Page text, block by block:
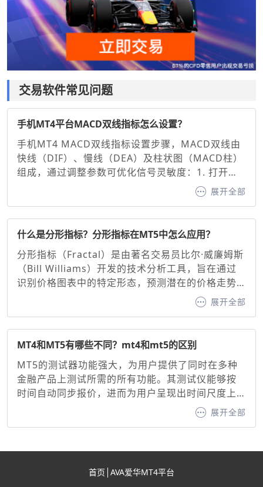
交易软件常见问题
手机MT4平台MACD双线指标怎么设置？
手机MT4 MACD双线指标设置步骤，MACD双线由
快线（DIF）、慢线（DEA）及柱状图（MACD柱）
组成，通过调整参数可优化信号灵敏度：1. 打开图
表并添加指标：在MT4手机端选择交易品种图表，
点击底部“指标”按钮，搜索并添加“MACD”。2. 基础
（26周期EMA）、信号线（9周期EMA）。调整建
议：快线与慢线：缩短周期（如10/20）可增强灵敏
度，延长周期（如20/50）可过滤噪音。信号线：通
常固定为9周期EMA，用于确认买卖信号。
展开全部
什么是分形指标？分形指标在MT5中怎么应用？
分形指标（Fractal）是由著名交易员比尔·威廉姆斯
（Bill Williams）开发的技术分析工具，旨在通过
识别价格图表中的特定形态，预测潜在的价格走势
并生成看涨或看跌信号。其核心原理基于混沌理论
中的自相似性原则，通过识别价格的高点或低点形
力位。分形指标作为MT5交易平台内置的经典工
具，为交易者提供了直观的价格转折点识别方法。
展开全部
MT4和MT5有哪些不同？mt4和mt5的区别
MT5的测试器功能强大，为用户提供了同时在多种
金融产品上测试所需的所有功能。其测试仪能够按
时间自动同步报价，进而为用户呈现出时间尺度上
清晰同步的盈利能力曲线。相比之下，MT4 则不具
备这一功能，这无疑是 MT4 的一大短板。不过，尽
力支持第四版终端，毕竟其受欢迎程度依旧很高。
没有想象中那么严重。
展开全部
首页 AVA爱华MT4平台